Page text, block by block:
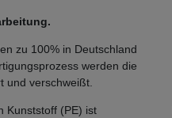
zu 100% in Deutschland
werden die
und verschweißt.
Kunststoff (PE) ist